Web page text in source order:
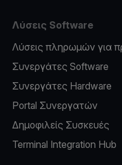
Λύσεις Software
Λύσεις πληρωμών για
Συνεργάτες Software
Συνεργάτες Hardware
Portal Συνεργατών
Δημοφιλείς Συσκευές
Terminal Integration Hub